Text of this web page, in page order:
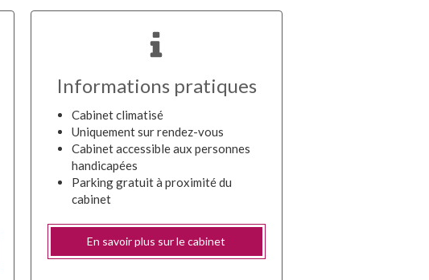
Informations pratiques
Cabinet climatisé
Uniquement sur rendez-vous
Cabinet accessible aux personnes
handicapées
Parking gratuit à proximité du
cabinet
En savoir plus sur le cabinet